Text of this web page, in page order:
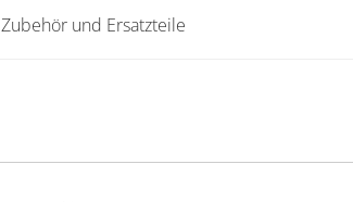
und Ersatzteile